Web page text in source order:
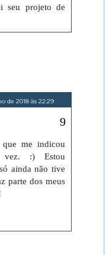
seu projeto de
de 2018 às 22:29
me indicou
vez. :) Estou
ainda não tive
parte dos meus